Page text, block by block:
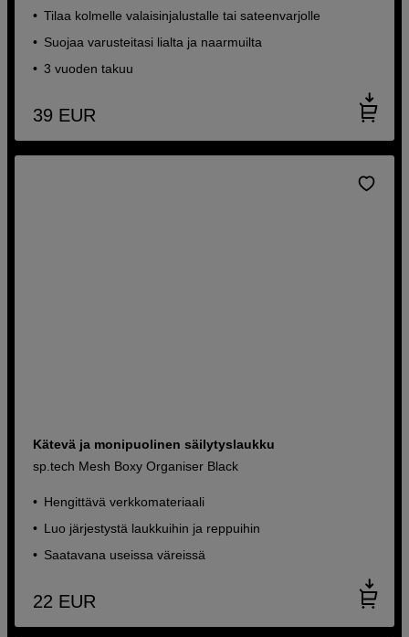
Tilaa kolmelle valaisinjalustalle tai sateenvarjolle
Suojaa varusteitasi lialta ja naarmuilta
3 vuoden takuu
39 EUR
Kätevä ja monipuolinen säilytyslaukku
sp.tech Mesh Boxy Organiser Black
Hengittävä verkkomateriaali
Luo järjestystä laukkuihin ja reppuihin
Saatavana useissa väreissä
22 EUR